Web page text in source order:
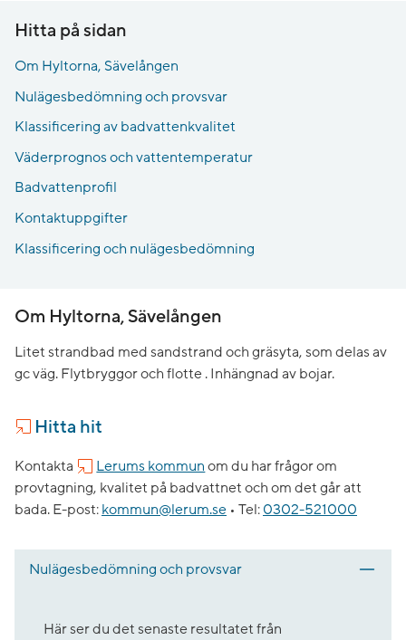
Hitta på sidan
Om Hyltorna, Sävelången
Nulägesbedömning och provsvar
Klassificering av badvattenkvalitet
Väderprognos och vattentemperatur
Badvattenprofil
Kontaktuppgifter
Klassificering och nulägesbedömning
Om Hyltorna, Sävelången
Litet strandbad med sandstrand och gräsyta, som delas av
gc väg. Flytbryggor och flotte . Inhängnad av bojar.
Hitta hit
Kontakta Lerums kommun om du har frågor om
provtagning, kvalitet på badvattnet och om det går att
bada. E-post: kommun@lerum.se • Tel: 0302-521000
Nulägesbedömning och provsvar
Här ser du det senaste resultatet från